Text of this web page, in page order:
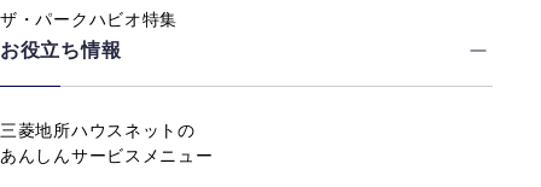
ザ・パークハビオ特集
お役立ち情報
三菱地所ハウスネットの
あんしんサービスメニュー